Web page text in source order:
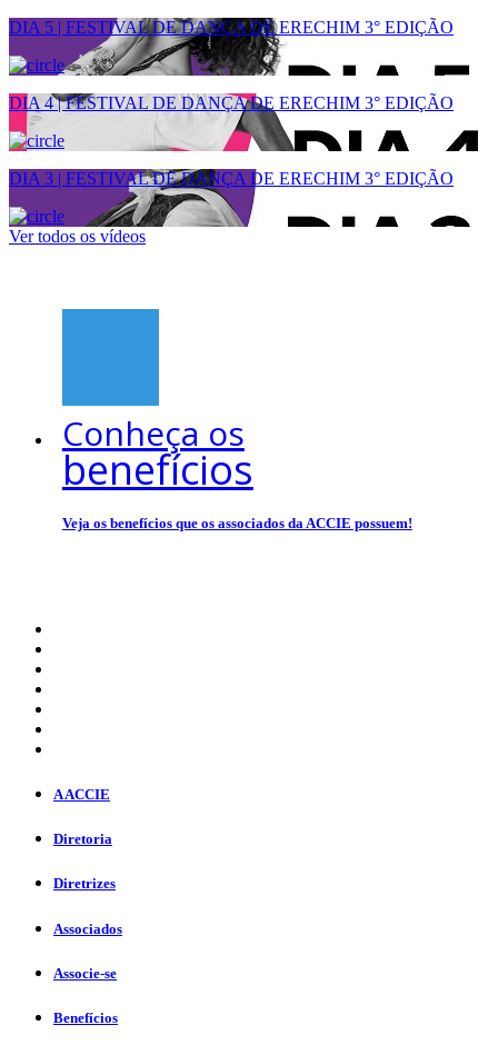
DIA 5 | FESTIVAL DE DANÇA DE ERECHIM 3° EDIÇÃO
DIA 4 | FESTIVAL DE DANÇA DE ERECHIM 3° EDIÇÃO
DIA 3 | FESTIVAL DE DANÇA DE ERECHIM 3° EDIÇÃO
Ver todos os vídeos
Conheça os
benefícios
Veja os benefícios que os associados da ACCIE possuem!
A ACCIE
Diretoria
Diretrizes
Associados
Associe-se
Benefícios